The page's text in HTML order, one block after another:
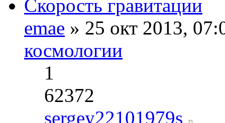
Скорость гравитации
emae » 25 окт 2013,
космологии
1
62372
sergey22101979s